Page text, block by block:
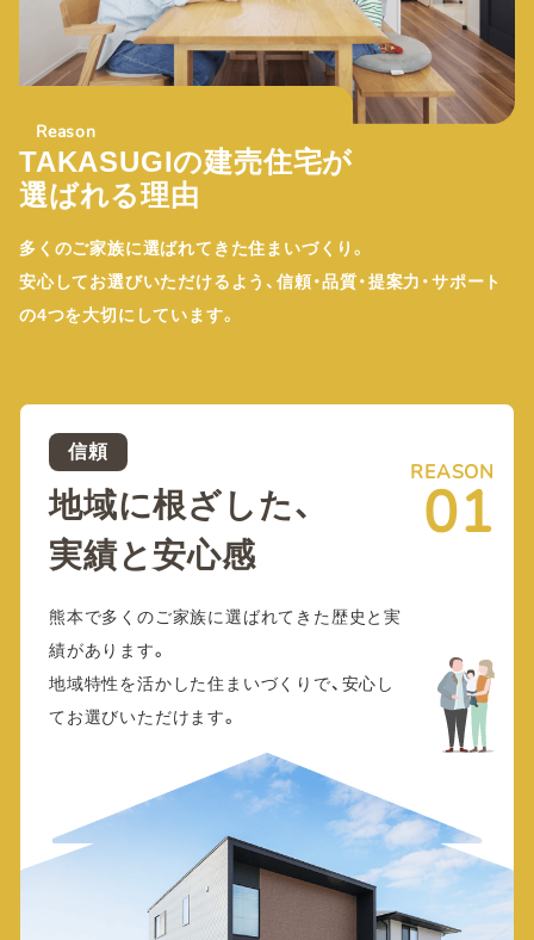
Reason
TAKASUGIの建売住宅が
選ばれる理由
多くのご家族に選ばれてきた住まいづくり。
安心してお選びいただけるよう、信頼・品質・提案力・サポート
の4つを大切にしています。
REASON
01
信頼
地域に根ざした、
実績と安心感
熊本で多くのご家族に選ばれてきた歴史と実
績があります。
地域特性を活かした住まいづくりで、安心し
てお選びいただけます。